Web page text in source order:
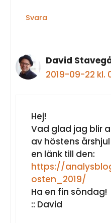
Svara
David
2019-09-22 kl.
Hej!
Vad glad jag blir
av höstens
en länk till den:
https://
osten_2019/
Ha en fin söndag!
:: David